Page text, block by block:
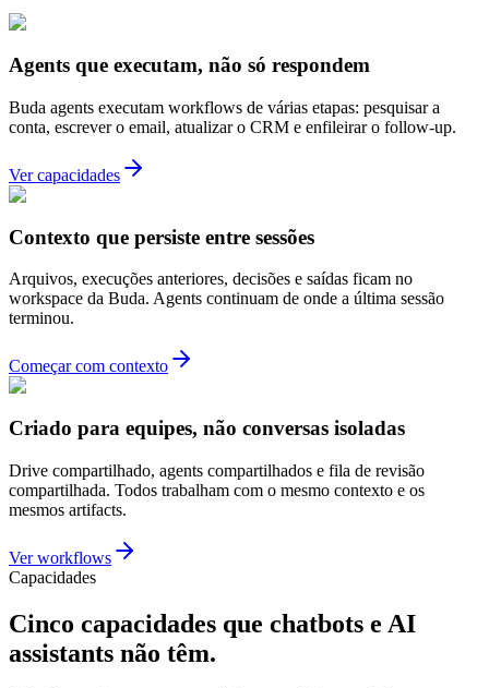
Agents que executam, não só respondem
Buda agents executam workflows de várias etapas: pesquisar a
conta, escrever o email, atualizar o CRM e enfileirar o follow-up.
Ver capacidades
Contexto que persiste entre sessões
Arquivos, execuções anteriores, decisões e saídas ficam no
workspace da Buda. Agents continuam de onde a última sessão
terminou.
Começar com contexto
Criado para equipes, não conversas isoladas
Drive compartilhado, agents compartilhados e fila de revisão
compartilhada. Todos trabalham com o mesmo contexto e os
mesmos artifacts.
Ver workflows
Capacidades
Cinco capacidades que chatbots e AI
assistants não têm.